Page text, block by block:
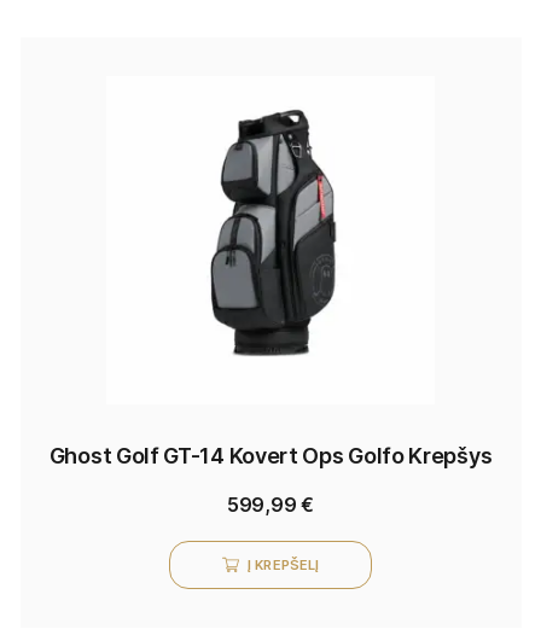
Ghost Golf GT-14 Kovert Ops Golfo Krepšys
599,99€
Į KREPŠELĮ